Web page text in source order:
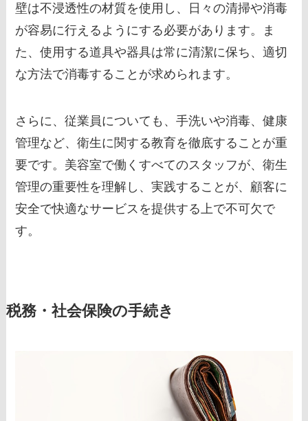
壁は不浸透性の材質を使用し、日々の清掃や消毒
が容易に行えるようにする必要があります。ま
た、使用する道具や器具は常に清潔に保ち、適切
な方法で消毒することが求められます。
さらに、従業員についても、手洗いや消毒、健康
管理など、衛生に関する教育を徹底することが重
要です。美容室で働くすべてのスタッフが、衛生
管理の重要性を理解し、実践することが、顧客に
安全で快適なサービスを提供する上で不可欠で
す。
税務・社会保険の手続き